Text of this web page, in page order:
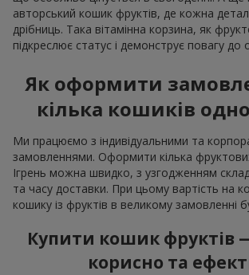
авторський кошик фруктів, де кожна
дрібниць. Така вітамінна корзина, як
підкреслює статус і демонструє повагу до
Як оформити
кілька кошиків
Ми працюємо з індивідуальними та
замовленнями. Оформити кілька
Ігрень можна швидко, з узгодженням
та часу доставки. При цьому вартість на
кошику із фруктів в великому замовленні
Купити кошик фруктів
корисно та